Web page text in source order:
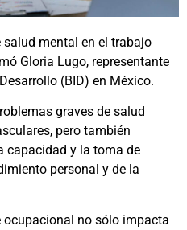
mental en el trabajo
Gloria Lugo, representante
(BID) en México.
graves de salud
pero también
capacidad y la toma de
personal y de la
ocupacional no sólo impacta